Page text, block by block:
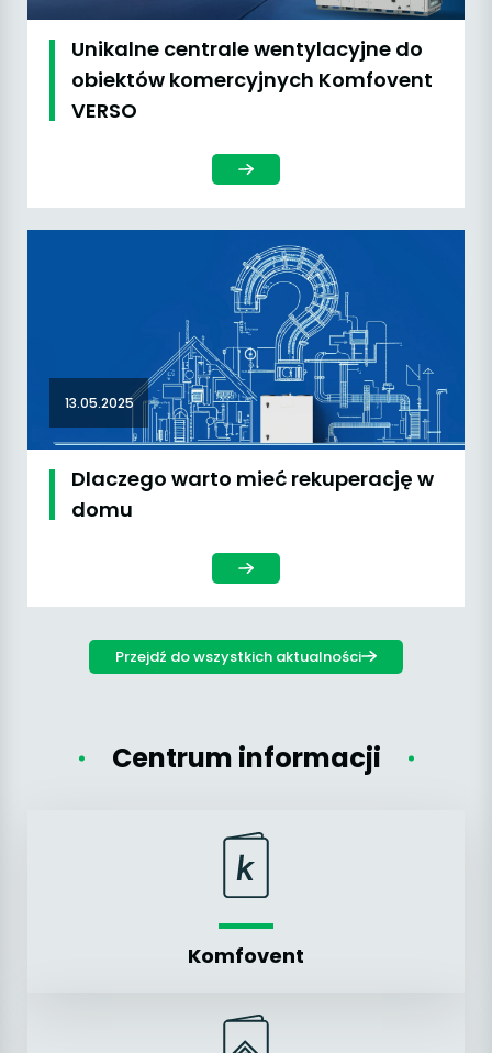
Unikalne centrale wentylacyjne do
obiektów komercyjnych Komfovent
VERSO
13.05.2025
Dlaczego warto mieć rekuperację w
domu
Przejdź do wszystkich aktualności
Centrum informacji
Komfovent